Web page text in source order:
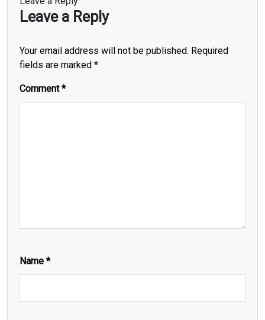
Leave a Reply
Your email address will not be published. Required
fields are marked *
Comment*
Name *